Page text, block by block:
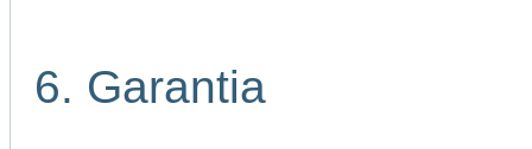
6. Garantia